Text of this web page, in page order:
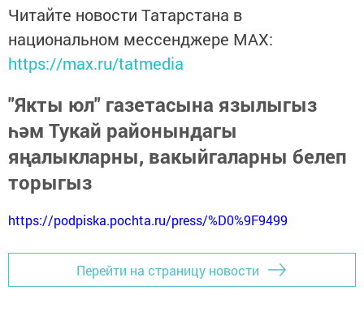
Читайте новости Татарстана в
национальном мессенджере MАХ:
https://max.ru/tatmedia
"Якты юл" газетасына язылыгыз
һәм Тукай районындагы
яңалыкларны, вакыйгаларны белеп
торыгыз
https://podpiska.pochta.ru/press/%D0%9F9499
Перейти на страницу новости